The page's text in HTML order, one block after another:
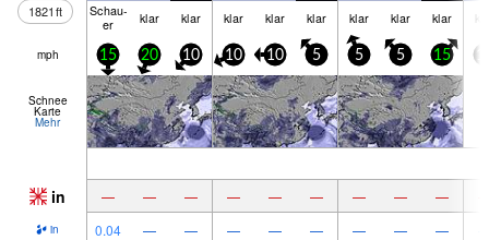
1821ft Schau­
er klar klar klar klar klar klar klar klar
mph 15 20 10 10 10 5 5 5 15
Schnee
Karte
Mehr
in — — — — — — — — —
in 0.04 — — — — — — — —